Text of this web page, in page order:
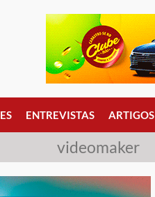
ENTREVISTAS ARTIGOS
videomaker